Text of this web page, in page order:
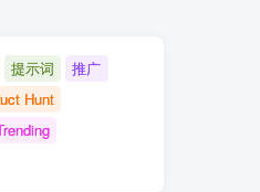
提示词
推广
Hunt